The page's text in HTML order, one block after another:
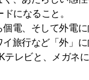
になること。
個電、そして外電
イ旅行など「外」
テレビと、メガネ